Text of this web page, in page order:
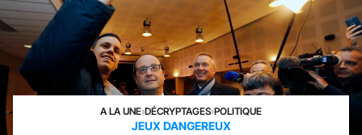
A LA UNE›DÉCRYPTAGES›POLITIQUE
JEUX DANGEREUX